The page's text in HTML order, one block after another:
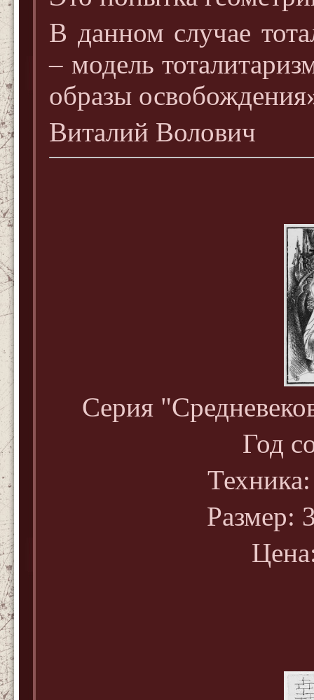
В данном случае
– модель
образы
Виталий Волович
Серия
Год
Размер: